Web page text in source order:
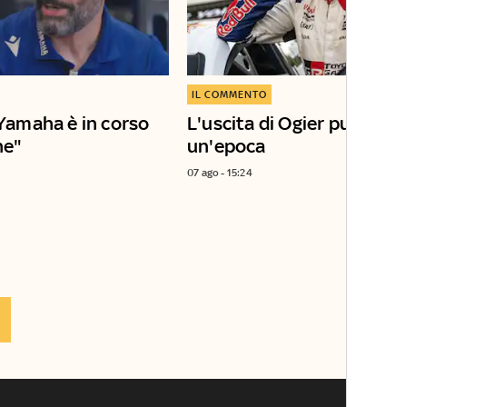
è in corso
L'uscita di Ogier può chiudere
un'epoca
IL COMMENTO
07 ago - 15:24